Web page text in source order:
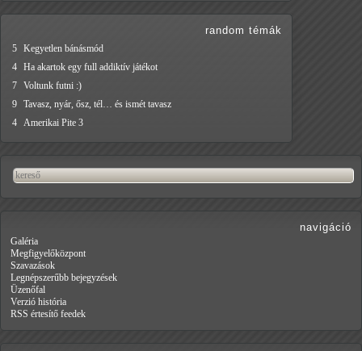
random témák
5 Kegyetlen bánásmód
4 Ha akartok egy full addiktív játékot
7 Voltunk futni :)
9 Tavasz, nyár, ősz, tél… és ismét tavasz
4 Amerikai Pite 3
navigáció
Galéria
Megfigyelőközpont
Szavazások
Legnépszerűbb bejegyzések
Üzenőfal
Verzió história
RSS értesítő feedek